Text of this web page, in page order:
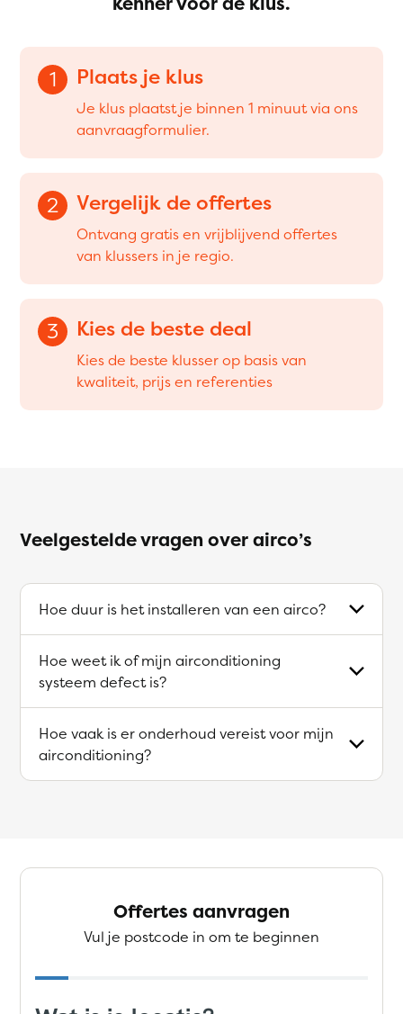
1 Plaats je klus
Je klus plaatst je binnen 1 minuut via ons
aanvraagformulier.
2 Vergelijk de offertes
Ontvang gratis en vrijblijvend offertes
van klussers in je regio.
3 Kies de beste deal
Kies de beste klusser op basis van
kwaliteit, prijs en referenties
Veelgestelde vragen over airco’s
Hoe duur is het installeren van een airco?
Hoe weet ik of mijn airconditioning
systeem defect is?
Hoe vaak is er onderhoud vereist voor mijn
airconditioning?
Offertes aanvragen
Vul je postcode in om te beginnen